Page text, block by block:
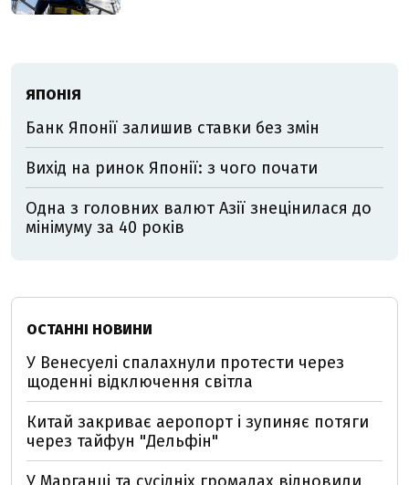
ЯПОНІЯ
Банк Японії залишив ставки без змін
Вихід на ринок Японії: з чого почати
Одна з головних валют Азії знецінилася до
мінімуму за 40 років
ОСТАННІ НОВИНИ
У Венесуелі спалахнули протести через
щоденні відключення світла
Китай закриває аеропорт і зупиняє потяги
через тайфун "Дельфін"